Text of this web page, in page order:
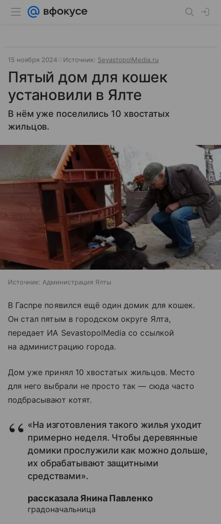
15 ноября 2024 Источник: SevastopolMedia.ru
Пятый дом для кошек
установили в Ялте
В нём уже поселились 10 хвостатых
жильцов.
Источник: Администрация Ялты
В Гаспре появился ещё один домик для кошек.
Он стал пятым в городском округе Ялта,
передает ИА SevastopolMedia со ссылкой
на администрацию города.
Дом уже принял 10 хвостатых жильцов. Место
для него выбрали не просто так — сюда часто
подбрасывают котят.
«На изготовления такого жилья уходит
примерно неделя. Чтобы деревянные
домики прослужили как можно дольше,
их обрабатывают защитными
средствами».
рассказала Янина Павленко
градоначальница